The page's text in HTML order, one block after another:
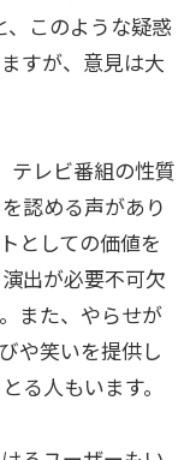
、このような疑惑
すが、意見は大
テレビ番組の性質
認める声があり
としての価値を
出が必要不可欠
また、やらせが
や笑いを提供し
る人もいます。